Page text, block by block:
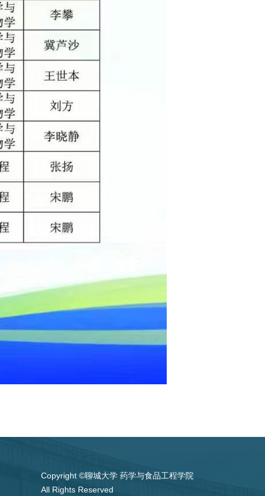
Copyright ©聊城大学 药学与食品工程学院
All Rights Reserved